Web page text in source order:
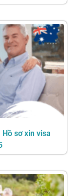
sơ xin visa